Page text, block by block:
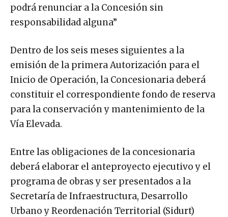
podrá renunciar a la Concesión sin
responsabilidad alguna”
Dentro de los seis meses siguientes a la
emisión de la primera Autorización para el
Inicio de Operación, la Concesionaria deberá
constituir el correspondiente fondo de reserva
para la conservación y mantenimiento de la
Vía Elevada.
Entre las obligaciones de la concesionaria
deberá elaborar el anteproyecto ejecutivo y el
programa de obras y ser presentados a la
Secretaría de Infraestructura, Desarrollo
Urbano y Reordenación Territorial (Sidurt)